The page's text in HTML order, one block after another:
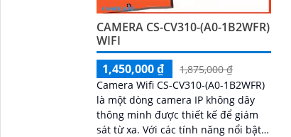
CAMERA CS-CV310-(A0-1B2WFR)
WIFI
1,450,000 ₫
1,875,000 ₫
Camera Wifi CS-CV310-(A0-1B2WFR)
là một dòng camera IP không dây
thông minh được thiết kế để giám
sát từ xa. Với các tính năng nổi bật